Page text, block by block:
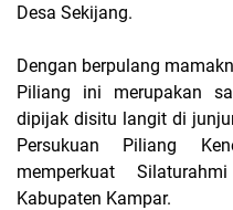
Desa Sekijang.
Dengan berpulang
Piliang ini merupakan
dipijak disitu langit di
Persukuan Piliang
memperkuat
Kabupaten Kampar.